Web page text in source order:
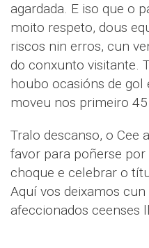
agardada. E iso que o
moito respeto, dous
riscos nin erros, cun
do conxunto visitante.
houbo ocasións de gol
moveu nos primeiro
Tralo descanso, o Cee
favor para poñerse
choque e celebrar o
Aquí vos deixamos
afeccionados ceenses